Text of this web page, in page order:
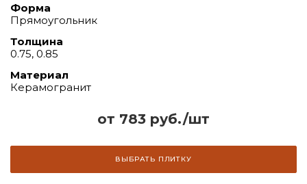
от 783 руб./шт
ВЫБРАТЬ ПЛИТКУ
Форма
Прямоугольник
Толщина
0.75, 0.85
Материал
Керамогранит